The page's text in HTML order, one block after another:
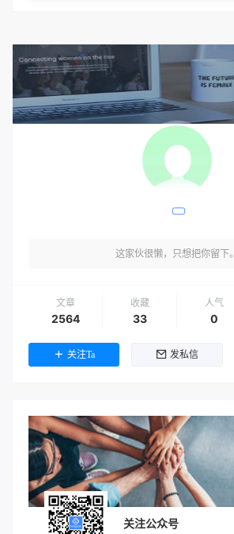
这家伙很懒，只想把你留下。
文章
2564
收藏
33
人气
0
关注Ta 发私信
关注公众号